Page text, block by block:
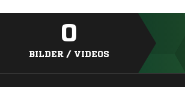
0
BILDER / VIDEOS